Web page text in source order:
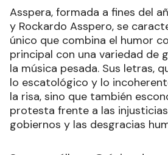
Asspera, formada a fines del
y Rockardo Asspero, se
único que combina el humor
principal con una variedad de
la música pesada. Sus letras,
lo escatológico y lo
la risa, sino que también
protesta frente a las
gobiernos y las desgracias